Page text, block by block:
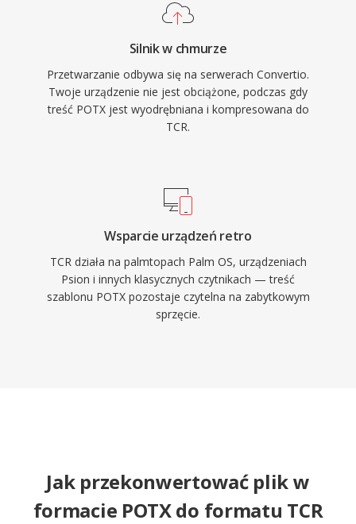
Silnik w chmurze
Przetwarzanie odbywa się na serwerach Convertio.
Twoje urządzenie nie jest obciążone, podczas gdy
treść POTX jest wyodrębniana i kompresowana do
TCR.
Wsparcie urządzeń retro
TCR działa na palmtopach Palm OS, urządzeniach
Psion i innych klasycznych czytnikach — treść
szablonu POTX pozostaje czytelna na zabytkowym
sprzęcie.
Jak przekonwertować plik w
formacie POTX do formatu TCR